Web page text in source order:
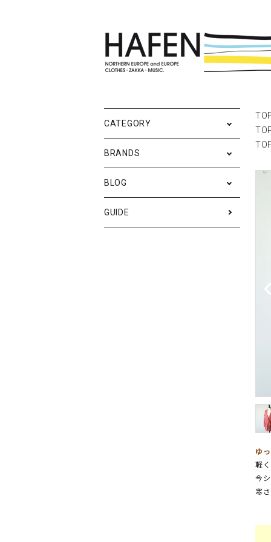
バッグ
メンズファッション
RESTOCK / 再入荷
Event
ゆ
軽
今
寒
CATEGORY
BRANDS
BLOG
GUIDE